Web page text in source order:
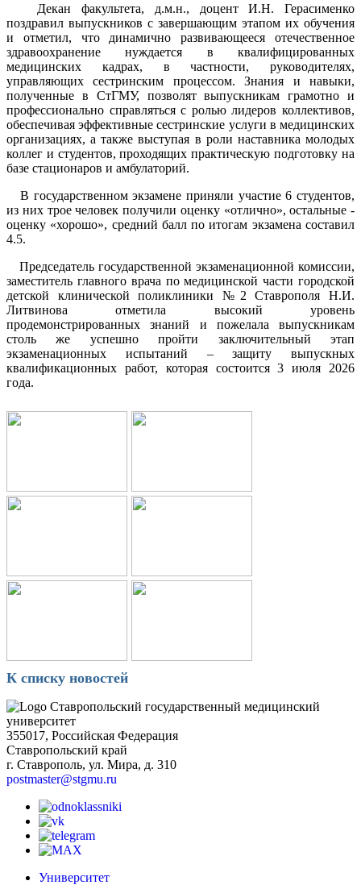
Декан факультета, д.м.н., доцент И.Н. Герасименко
поздравил выпускников с завершающим этапом их обучения
и отметил, что динамично развивающееся отечественное
здравоохранение нуждается в квалифицированных
медицинских кадрах, в частности, руководителях,
управляющих сестринским процессом. Знания и навыки,
полученные в СтГМУ, позволят выпускникам грамотно и
профессионально справляться с ролью лидеров коллективов,
обеспечивая эффективные сестринские услуги в медицинских
организациях, а также выступая в роли наставника молодых
коллег и студентов, проходящих практическую подготовку на
базе стационаров и амбулаторий.
В государственном экзамене приняли участие 6 студентов,
из них трое человек получили оценку «отлично», остальные -
оценку «хорошо», средний балл по итогам экзамена составил
4.5.
Председатель государственной экзаменационной комиссии,
заместитель главного врача по медицинской части городской
детской клинической поликлиники №2 Ставрополя Н.И.
Литвинова отметила высокий уровень
продемонстрированных знаний и пожелала выпускникам
столь же успешно пройти заключительный этап
экзаменационных испытаний – защиту выпускных
квалификационных работ, которая состоится 3 июля 2026
года.
К списку новостей
Ставропольский государственный медицинский
университет
355017, Российская Федерация
Ставропольский край
г. Ставрополь, ул. Мира, д. 310
postmaster@stgmu.ru
Университет